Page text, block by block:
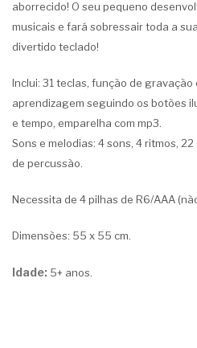
aborrecido! O seu pequeno
musicais e fará sobressair toda a
divertido teclado!
Inclui: 31 teclas, função de
aprendizagem seguindo os botões
e tempo, emparelha com mp3.
Sons e melodias: 4 sons, 4 ritmos,
de percussão.
Necessita de 4 pilhas de R6/AAA
Dimensões: 55 x 55 cm.
Idade: 5+ anos.